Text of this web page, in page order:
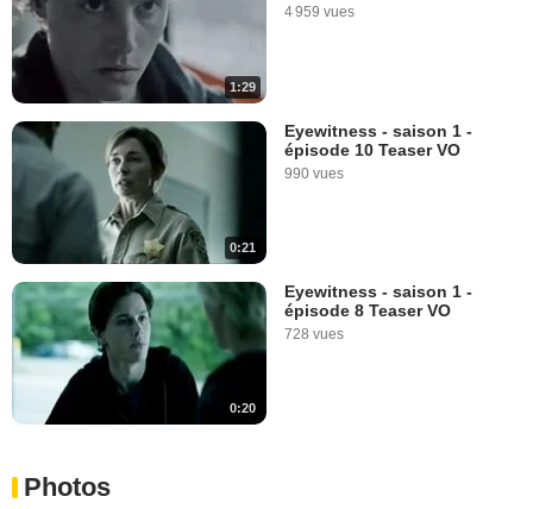
1:29
4 959 vues
0:21
Eyewitness - saison 1 -
épisode 10 Teaser VO
990 vues
0:20
Eyewitness - saison 1 -
épisode 8 Teaser VO
728 vues
Photos